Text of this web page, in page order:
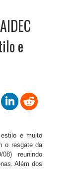
e
e muito
o resgate da
reunindo
Além dos